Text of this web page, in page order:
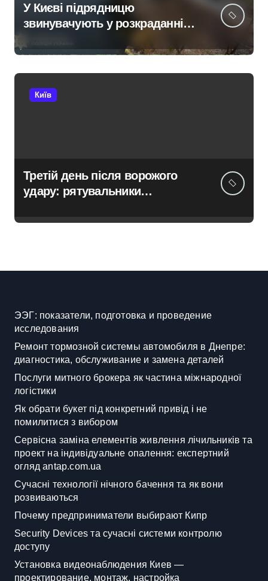
У Києві підрядницю
звинувачують у розкраданні
під час ремонту зони
«Вербне»
Київ
Третій день після ворожого
удару: рятувальники
масованої атаки в Київському
ЭЭГ: показатели, подготовка и проведение
исследования
Ремонт тормозной системы автомобиля в Днепре:
диагностика, обслуживание и замена деталей
Послуги митного брокера як частина міжнародної
логістики
Як обрати букет під конкретний привід і не
помилитися з вибором
Сервісна заміна елементів живлення лічильників та
проект на індивідуальне опалення: експертний
огляд antap.com.ua
Сучасні технології нічного бачення та як вони
розвиваються
Почему предприниматели выбирают Кипр
Security Devices та сучасні системи контролю
доступу
Установка видеонаблюдения Киев —
проектирование, монтаж, настройка